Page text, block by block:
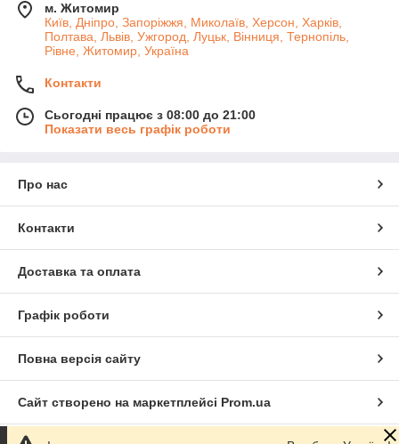
м. Житомир
Київ, Дніпро, Запоріжжя, Миколаїв, Херсон, Харків,
Полтава, Львів, Ужгород, Луцьк, Вінниця, Тернопіль,
Рівне, Житомир, Україна
Контакти
Сьогодні працює з 08:00 до 21:00
Показати весь графік роботи
Про нас
Контакти
Доставка та оплата
Графік роботи
Повна версія сайту
Сайт створено на маркетплейсі Prom.ua